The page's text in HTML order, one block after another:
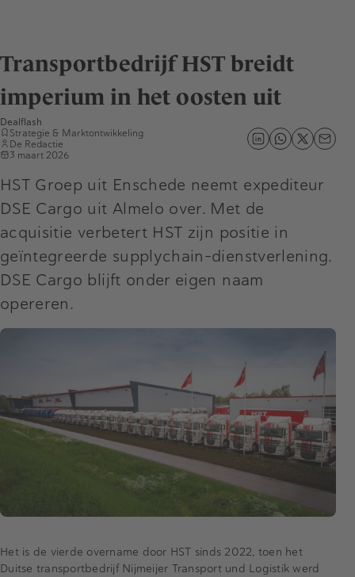
Transportbedrijf HST breidt
imperium in het oosten uit
Dealflash
Strategie & Marktontwikkeling
De Redactie
3 maart 2026
HST Groep uit Enschede neemt expediteur
DSE Cargo uit Almelo over. Met de
acquisitie verbetert HST zijn positie in
geïntegreerde supplychain-dienstverlening.
DSE Cargo blijft onder eigen naam
opereren.
Het is de vierde overname door HST sinds 2022, toen het
Duitse transportbedrijf Nijmeijer Transport und Logistik werd